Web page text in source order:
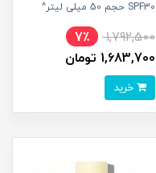
SPF30 حجم 50 میلی لیتر^
1,792,500
7٪
1,683,700 تومان